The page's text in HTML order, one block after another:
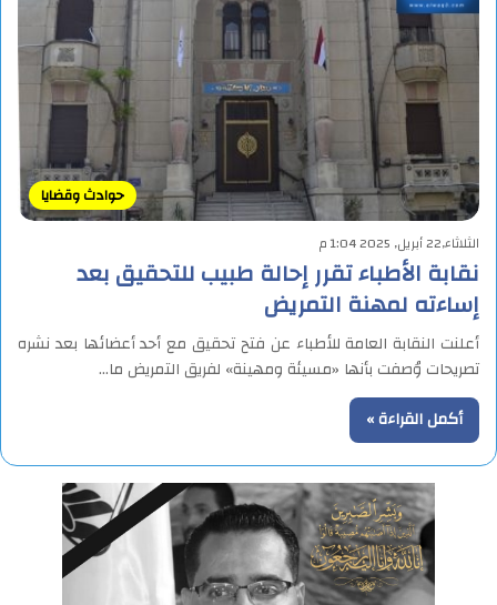
حوادث وقضايا
الثلاثاء,22 أبريل, 2025 1:04 م
نقابة الأطباء تقرر إحالة طبيب للتحقيق بعد
إساءته لمهنة التمريض
أعلنت النقابة العامة للأطباء عن فتح تحقيق مع أحد أعضائها بعد نشره
تصريحات وُصفت بأنها «مسيئة ومهينة» لفريق التمريض ما…
أكمل القراءة »